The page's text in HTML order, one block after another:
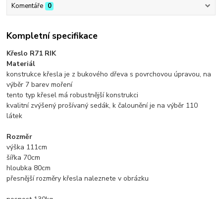
Komentáře 0
Kompletní specifikace
Křeslo R71 RIK
Materiál
konstrukce křesla je z bukového dřeva s povrchovou úpravou, na
výběr 7 barev moření
tento typ křesel má robustnější konstrukci
kvalitní zvýšený prošívaný sedák, k čalounění je na výběr 110
látek
Rozměr
výška 111cm
šířka 70cm
hloubka 80cm
přesnější rozměry křesla naleznete v obrázku